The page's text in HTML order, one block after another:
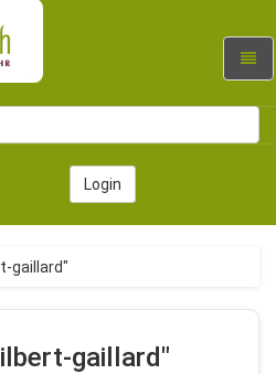
Login
gaillard"
gaillard"